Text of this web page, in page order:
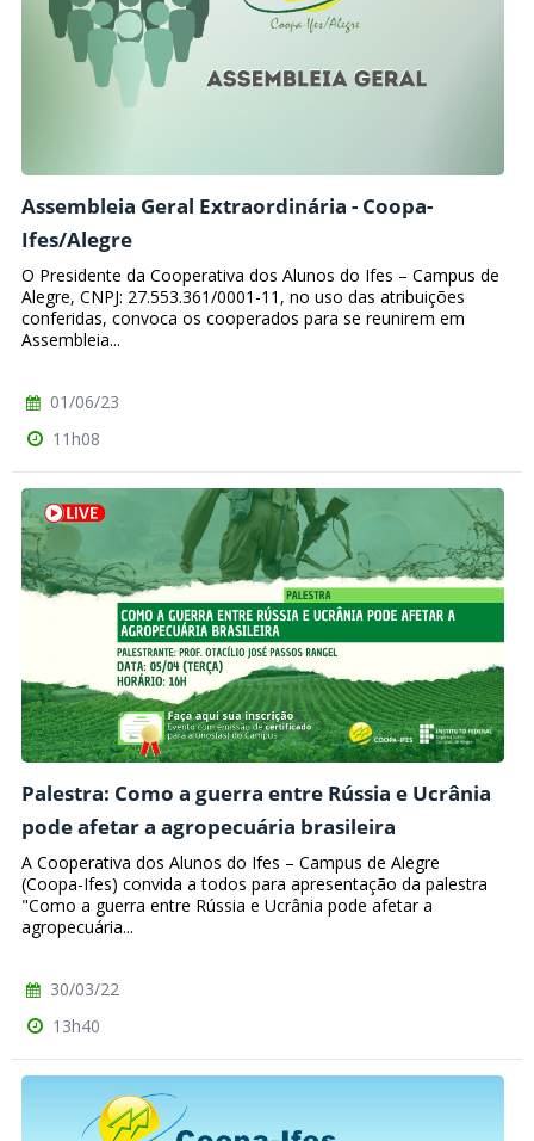
Assembleia Geral Extraordinária - Coopa-
Ifes/Alegre
O Presidente da Cooperativa dos Alunos do Ifes – Campus de
Alegre, CNPJ: 27.553.361/0001-11, no uso das atribuições
conferidas, convoca os cooperados para se reunirem em
Assembleia...
01/06/23
11h08
Palestra: Como a guerra entre Rússia e Ucrânia
pode afetar a agropecuária brasileira
A Cooperativa dos Alunos do Ifes – Campus de Alegre
(Coopa-Ifes) convida a todos para apresentação da palestra
"Como a guerra entre Rússia e Ucrânia pode afetar a
agropecuária...
30/03/22
13h40